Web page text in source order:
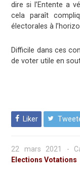
dire si l’Entente a
cela paraît
électorales à
Difficile dans ces
de voter utile en
Liker
22 mars 2021 -
Elections Votations